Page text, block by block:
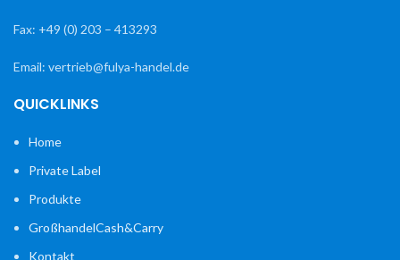
Fax: +49 (0) 203 – 413293
Email: vertrieb@fulya-handel.de
QUICKLINKS
Home
Private Label
Produkte
GroßhandelCash&Carry
Kontakt